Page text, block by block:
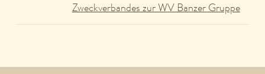
Zweckverbandes zur WV Banzer Gruppe